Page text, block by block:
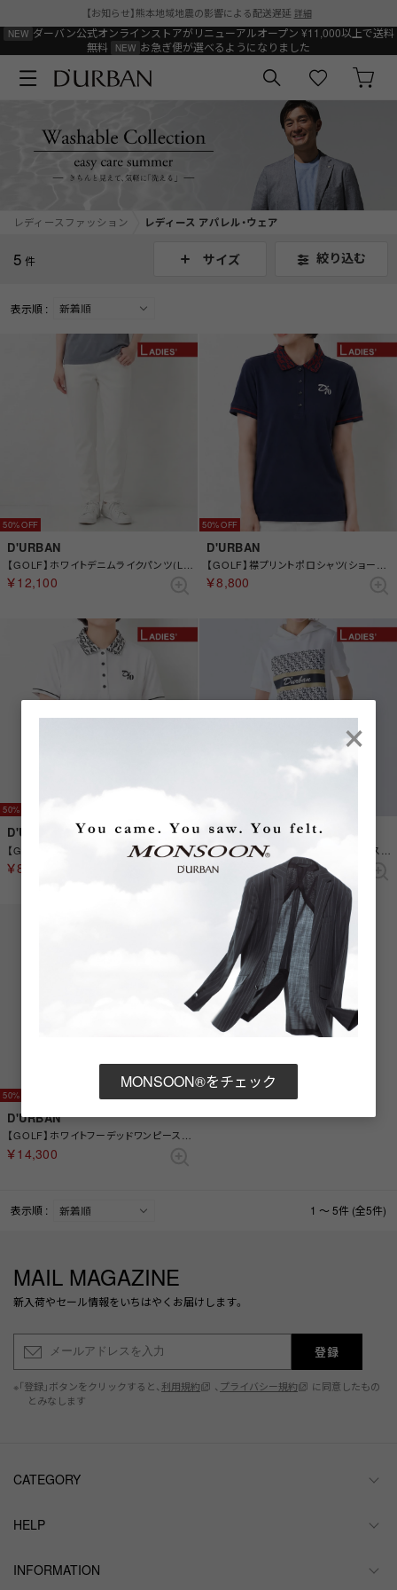
【お知らせ】熊本地域地震の影響による配送遅延 詳細
ダーバン公式オンラインストアがリニューアルオープン ¥11,000以上で送料
無料
お急ぎ便が選べるようになりました
レディースファッション レディース アパレル・ウェア
5 件 サイズ 絞り込む
表示順 :
50%
D'URBAN
￥12,100
50%
D'URBAN
￥8,800
50%
D'URBAN
【GOLF】襟プリントポロシャツ(ショートスリーブ)(Ladies) （ホワイト）
￥8,800
D'URBAN
￥14,300
50%
D'URBAN
【GOLF】ホワイトフーデッドワンピース(Ladies) （ブラック）
￥14,300
表示順 : 1 ～ 5件 (全5件)
MAIL MAGAZINE
新入荷やセール情報をいちはやくお届けします。
登録
※「登録」ボタンをクリックすると、 利用規約 、 プライバシー規約
に同意したもの
とみなします
CATEGORY
HELP
INFORMATION
×
MONSOON®をチェック